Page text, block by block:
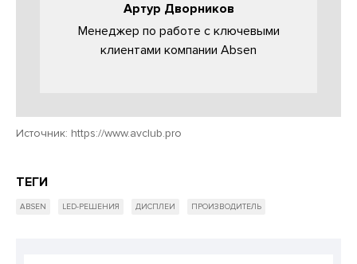
Артур Дворников
Менеджер по работе с ключевыми
клиентами компании Absen
Источник: https://www.avclub.pro
ТЕГИ
ABSEN LED-РЕШЕНИЯ ДИСПЛЕИ ПРОИЗВОДИТЕЛЬ